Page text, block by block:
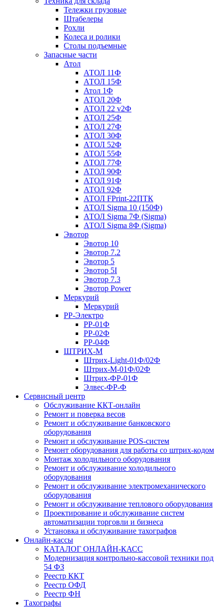
Тележки грузовые
Штабелеры
Рохли
Колеса и ролики
Столы подъемные
Запасные части
Атол
АТОЛ 11Ф
АТОЛ 15Ф
Атол 1Ф
АТОЛ 20Ф
АТОЛ 22 v2Ф
АТОЛ 25Ф
АТОЛ 27Ф
АТОЛ 30Ф
АТОЛ 52Ф
АТОЛ 55Ф
АТОЛ 77Ф
АТОЛ 90Ф
АТОЛ 91Ф
АТОЛ 92Ф
АТОЛ FPrint-22ПТК
АТОЛ Sigma 10 (150Ф)
АТОЛ Sigma 7Ф (Sigma)
АТОЛ Sigma 8Ф (Sigma)
Эвотор
Эвотор 10
Эвотор 7.2
Эвотор 5
Эвотор 5I
Эвотор 7.3
Эвотор Power
Меркурий
Меркурий
РР-Электро
РР-01Ф
РР-02Ф
РР-04Ф
ШТРИХ-М
Штрих-Light-01Ф/02Ф
Штрих-М-01Ф/02Ф
Штрих-ФР-01Ф
Элвес-ФР-Ф
Сервисный центр
Обслуживание ККТ-онлайн
Ремонт и поверка весов
Ремонт и обслуживание банковского
оборудования
Ремонт и обслуживание POS-систем
Ремонт оборудования для работы со штрих-кодом
Монтаж холодильного оборудования
Ремонт и обслуживание холодильного
оборудования
Ремонт и обслуживание электромеханического
оборудования
Ремонт и обслуживание теплового оборудования
Проектирование и обслуживание систем
автоматизации торговли и бизнеса
Установка и обслуживание тахографов
Онлайн-кассы
КАТАЛОГ ОНЛАЙН-КАСС
Модернизация контрольно-кассовой техники под
54 ФЗ
Реестр ККТ
Реестр ОФД
Реестр ФН
Тахографы